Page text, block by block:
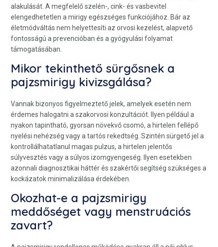
alakulását. A megfelelő szelén-, cink- és vasbevitel
elengedhetetlen a mirigy egészséges funkciójához. Bár az
életmódváltás nem helyettesíti az orvosi kezelést, alapvető
fontosságú a prevencióban és a gyógyulási folyamat
támogatásában.
Mikor tekinthető sürgősnek a
pajzsmirigy kivizsgálása?
Vannak bizonyos figyelmeztető jelek, amelyek esetén nem
érdemes halogatni a szakorvosi konzultációt. Ilyen például a
nyakon tapintható, gyorsan növekvő csomó, a hirtelen fellépő
nyelési nehézség vagy a tartós rekedtség. Szintén sürgető jel a
kontrollálhatatlanul magas pulzus, a hirtelen jelentős
súlyvesztés vagy a súlyos izomgyengeség. Ilyen esetekben
azonnali diagnosztikai háttér és szakértői segítség szükséges a
kockázatok minimalizálása érdekében.
Okozhat-e a pajzsmirigy
meddőséget vagy menstruációs
zavart?